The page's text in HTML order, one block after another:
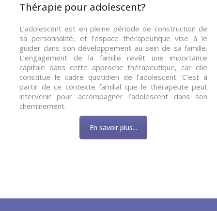
Thérapie pour adolescent?
L’adolescent est en pleine période de construction de
sa personnalité, et l’espace thérapeutique vise à le
guider dans son développement au sein de sa famille.
L’engagement de la famille revêt une importance
capitale dans cette approche thérapeutique, car elle
constitue le cadre quotidien de l’adolescent. C’est à
partir de ce contexte familial que le thérapeute peut
intervenir pour accompagner l’adolescent dans son
cheminement.
En savoir plus...